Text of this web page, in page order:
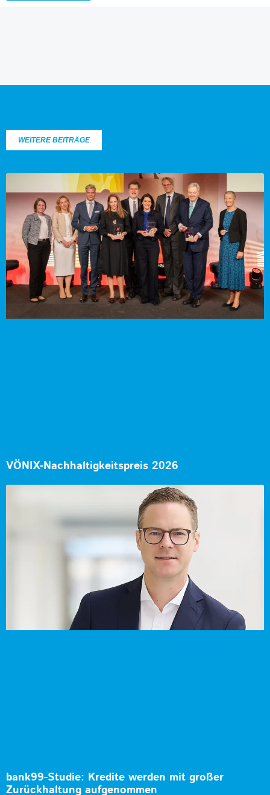
WEITERE BEITRÄGE
VÖNIX-Nachhaltigkeitspreis 2026
bank99-Studie: Kredite werden mit großer
Zurückhaltung aufgenommen